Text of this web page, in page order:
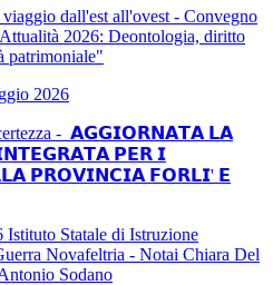
dall'est all'ovest - Convegno
2026: Deontologia, diritto
patrimoniale"
2026
certezza - 𝗔𝗚𝗚𝗜𝗢𝗥𝗡𝗔𝗧𝗔 𝗟𝗔
𝗣𝗘𝗥 𝗜
𝗣𝗥𝗢𝗩𝗜𝗡𝗖𝗜𝗔 𝗙𝗢𝗥𝗟𝗜' 𝗘
Statale di Istruzione
Novafeltria - Notai Chiara Del
Sodano